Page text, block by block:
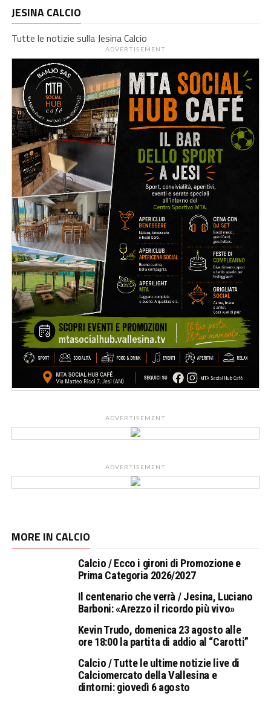
JESINA CALCIO
Tutte le notizie sulla Jesina Calcio
ADVERTISEMENT
ADVERTISEMENT
ADVERTISEMENT
MORE IN CALCIO
Calcio / Ecco i gironi di Promozione e
Prima Categoria 2026/2027
Il centenario che verrà / Jesina, Luciano
Barboni: «Arezzo il ricordo più vivo»
Kevin Trudo, domenica 23 agosto alle
ore 18:00 la partita di addio al “Carotti”
Calcio / Tutte le ultime notizie live di
Calciomercato della Vallesina e
dintorni: giovedì 6 agosto